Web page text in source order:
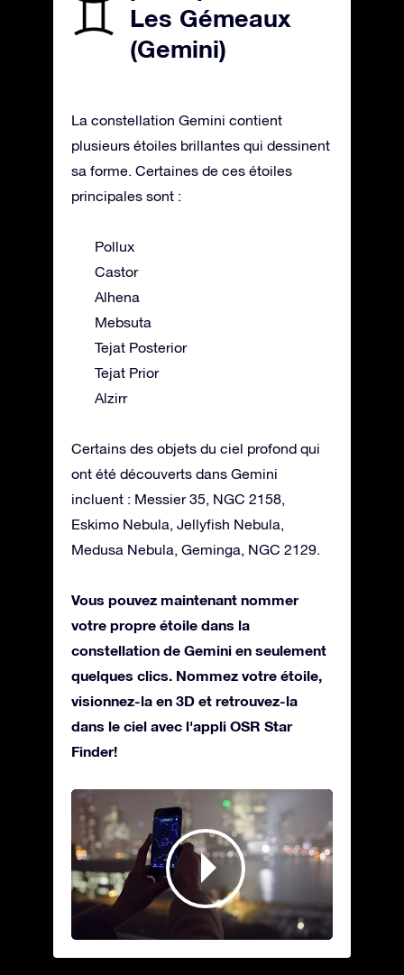
Les Gémeaux
(Gemini)
La constellation Gemini contient
plusieurs étoiles brillantes qui dessinent
sa forme. Certaines de ces étoiles
principales sont :
Pollux
Castor
Alhena
Mebsuta
Tejat Posterior
Tejat Prior
Alzirr
Certains des objets du ciel profond qui
ont été découverts dans Gemini
incluent : Messier 35, NGC 2158,
Eskimo Nebula, Jellyfish Nebula,
Medusa Nebula, Geminga, NGC 2129.
Vous pouvez maintenant nommer
votre propre étoile dans la
constellation de Gemini en seulement
quelques clics. Nommez votre étoile,
visionnez-la en 3D et retrouvez-la
dans le ciel avec l'appli OSR Star
Finder!